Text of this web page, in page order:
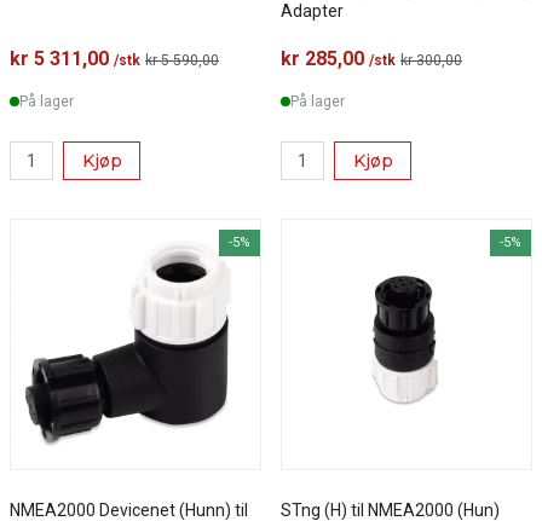
kr 5 311,00 /stk kr 5 590,00
På lager
Kjøp
Adapter
kr 285,00 /stk kr 300,00
På lager
Kjøp
-5%
NMEA2000 Devicenet (Hunn) til
-5%
STng (H) til NMEA2000 (Hun)